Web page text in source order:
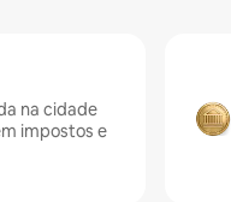
na cidade
impostos e